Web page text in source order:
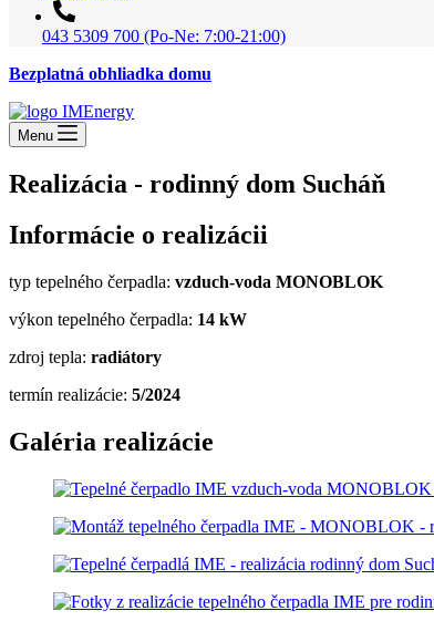
043 5309 700 (Po-Ne: 7:00-21:00)
Bezplatná obhliadka domu
Menu
Realizácia - rodinný dom Sucháň
Informácie o realizácii
typ tepelného čerpadla: vzduch-voda MONOBLOK
výkon tepelného čerpadla: 14 kW
zdroj tepla: radiátory
termín realizácie: 5/2024
Galéria realizácie